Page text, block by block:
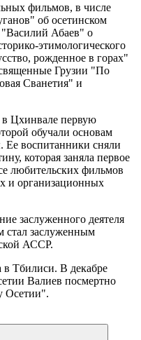
фильмов, в числе
об осетинском
Абаев" о
этимологического
рожденное в горах"
Грузии "По
Сванетия" и
в Цхинвале первую
обучали основам
Ее воспитанники сняли
которая заняла первое
любительских фильмов
и организационных
заслуженного деятеля
стал заслуженным
АССР.
в Тбилиси. В декабре
Валиев посмертно
Осетии".